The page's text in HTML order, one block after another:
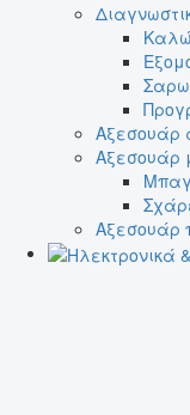
Αξεσουάρ
Αξεσουάρ
Αξεσουάρ